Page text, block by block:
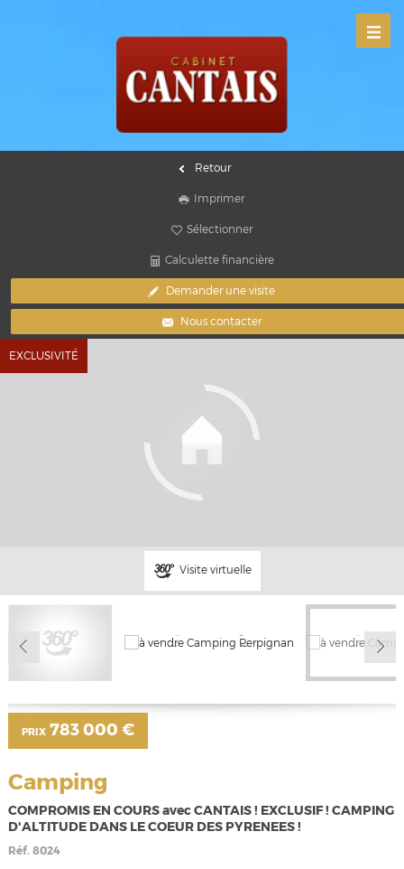
Retour
Imprimer
Sélectionner
Calculette financière
Demander une visite
Nous contacter
EXCLUSIVITÉ
Visite virtuelle
PRIX783 000 €
Camping
COMPROMIS EN COURS avec CANTAIS ! EXCLUSIF ! CAMPING
D'ALTITUDE DANS LE COEUR DES PYRENEES !
Réf.8024